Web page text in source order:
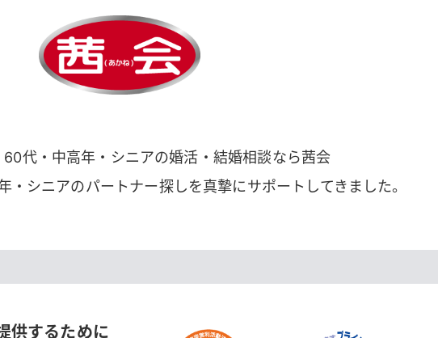
代・中高年・シニアの婚活・結婚相談なら茜会
・シニアのパートナー探しを真摯にサポートしてきました。
供するために